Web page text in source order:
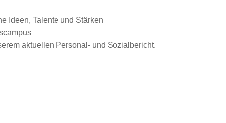
Ideen, Talente und Stärken
aktuellen Personal- und Sozialbericht.